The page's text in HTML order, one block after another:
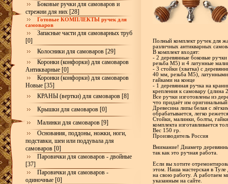
Боковые ручки для самоваров и
стрежни для них [28]
Готовые КОМПЛЕКТЫ ручек для
самоваров
Запасные части для самоварных труб
[0]
Колосники для самоваров [29]
Коронки (конфорки) для самоваров
Антикварные [0]
Коронки (конфорки) для самоваров
Новые [35]
КРАНЫ (вертки) для самоваров [8]
Крышки для самоваров [0]
Малинки для самоваров [9]
Основания, поддоны, ножки, ноги,
подставки, шеи или поддувала для
самоваров [0]
Паровички для самоваров - двойные
[37]
Паровички для самоваров -
одиночные [0]
Полный комплект ручек для
различных антикварных
В комплект входят:
- 2 деревянные боковые
резьба М5) и 4 латунные
- 3 стойки (хватка) с
40 мм, резьба М5),
гайками на конце
- 1 деревянная ручка на
крепления к самовару
Все ручки изготовлены из
что придаёт им
Древесина липы белая с
обрабатывается, легко
Стойки, малинки, болты,
комплекта изготавливается
Вес 150 гр.
Производитель Россия
Внимание! Диаметр
так как это ручная работа.
Если вы хотите
этом. Наша мастерская в
на свою работу. А работаем
указанным на сайте.